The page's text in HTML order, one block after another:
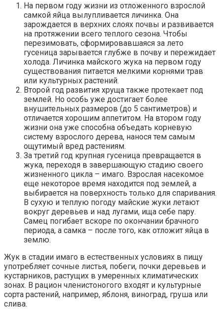
На первом году жизни из отложенного взрослой
самкой яйца вылупливается личинка. Она
зарождается в верхних слоях почвы и развивается
на протяжении всего теплого сезона. Чтобы
перезимовать, сформировавшаяся за лето
гусеница зарывается глубже в почву и пережидает
холода. Личинка майского жука на первом году
существования питается мелкими корнями трав
или культурных растений.
Второй год развития хруща также протекает под
землей. Но особь уже достигает более
внушительных размеров (до 5 сантиметров) и
отличается хорошим аппетитом. На втором году
жизни она уже способна объедать корневую
систему взрослого дерева, нанося тем самым
ощутимый вред растениям.
За третий год крупная гусеница превращается в
жука, переходя в завершающую стадию своего
жизненного цикла – имаго. Взрослая насекомое
еще некоторое время находится под землей, а
выбирается на поверхность только для спаривания.
В сухую и теплую погоду майские жуки летают
вокруг деревьев и над лугами, ища себе пару.
Самец погибает вскоре по окончании брачного
периода, а самка – после того, как отложит яйца в
землю.
Жук в стадии имаго в естественных условиях в пищу
употребляет сочные листья, побеги, почки деревьев и
кустарников, растущих в умеренных климатических
зонах. В рацион членистоногого входят и культурные
сорта растений, например, яблоня, виноград, груша или
слива.